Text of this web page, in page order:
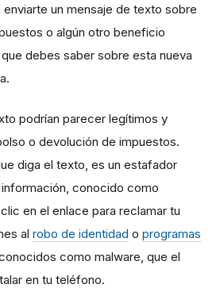
un mensaje de texto sobre
o algún otro beneficio
debes saber sobre esta nueva
podrían parecer legítimos y
o devolución de impuestos.
diga el texto, es un estafador
conocido como
en el enlace para reclamar tu
al robo de identidad o programas
como malware, que el
en tu teléfono.